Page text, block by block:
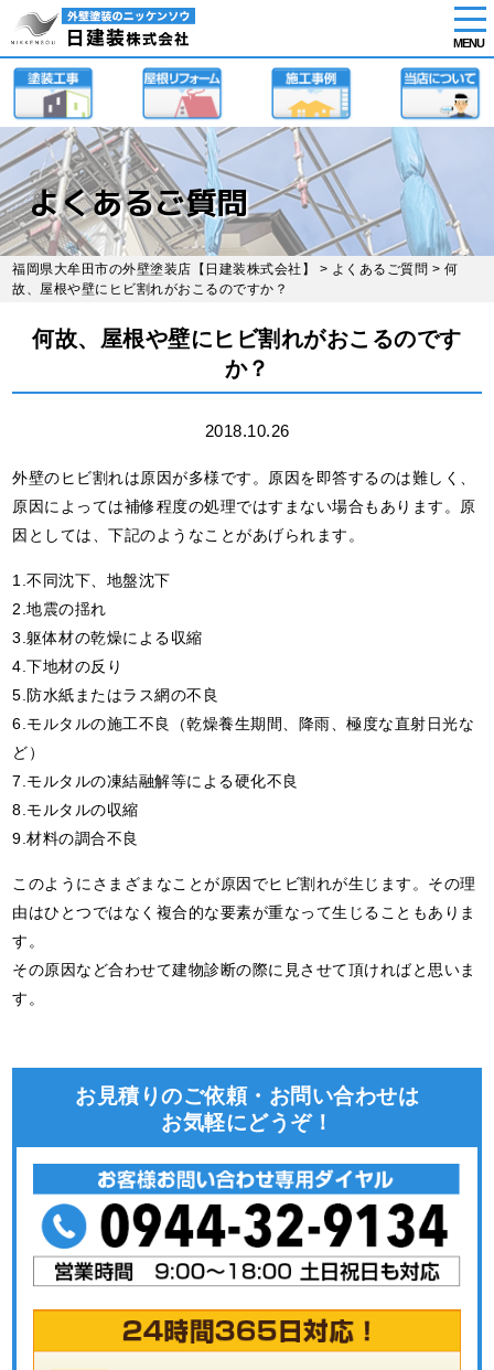
Skip
main
content
MENU
よくあるご質問
福岡県大牟田市の外壁塗装店【日建装株式会社】 > よくあるご質問 > 何
故、屋根や壁にヒビ割れがおこるのですか？
何故、屋根や壁にヒビ割れがおこるのです
か？
2018.10.26
外壁のヒビ割れは原因が多様です。原因を即答するのは難しく、
原因によっては補修程度の処理ではすまない場合もあります。原
因としては、下記のようなことがあげられます。
1.不同沈下、地盤沈下
2.地震の揺れ
3.躯体材の乾燥による収縮
4.下地材の反り
5.防水紙またはラス網の不良
6.モルタルの施工不良（乾燥養生期間、降雨、極度な直射日光な
ど）
7.モルタルの凍結融解等による硬化不良
8.モルタルの収縮
9.材料の調合不良
このようにさまざまなことが原因でヒビ割れが生じます。その理
由はひとつではなく複合的な要素が重なって生じることもありま
す。
その原因など合わせて建物診断の際に見させて頂ければと思いま
す。
お見積りのご依頼・お問い合わせは
お気軽にどうぞ！